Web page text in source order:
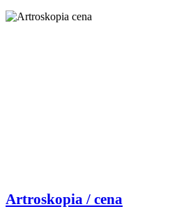
Artroskopia / cena